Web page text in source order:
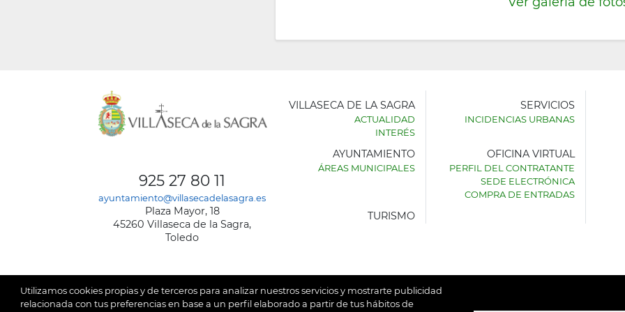
Utilizamos cookies propias y de terceros para analizar nuestros servicios y mostrarte publicidad
relacionada con tus preferencias en base a un perfil elaborado a partir de tus hábitos de
925 27 80 11
ayuntamiento@villasecadelasagra.es
Plaza Mayor, 18
45260 Villaseca de la Sagra,
Toledo
AYUNTAMIENTO
VILLASECA DE LA SAGRA
ACTUALIDAD
INTERÉS
SERVICIOS
INCIDENCIAS URBANAS
AYUNTAMIENTO
ÁREAS MUNICIPALES
OFICINA VIRTUAL
PERFIL DEL CONTRATANTE
SEDE ELECTRÓNICA
COMPRA DE ENTRADAS
TURISMO